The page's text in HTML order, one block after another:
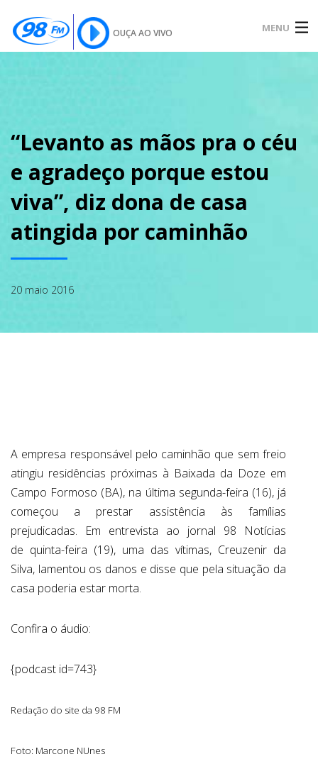
OUÇA AO VIVO MENU
SOBRE
NOTÍCIAS
PODCAST
GALERIA
“Levanto as mãos pra o céu
e agradeço porque estou
viva”, diz dona de casa
atingida por caminhão
20 maio 2016
A empresa responsável pelo caminhão que sem freio
atingiu residências próximas à Baixada da Doze em
Campo Formoso (BA), na última segunda-feira (16), já
começou a prestar assistência às famílias
prejudicadas. Em entrevista ao jornal 98 Notícias
de quinta-feira (19), uma das vítimas, Creuzenir da
Silva, lamentou os danos e disse que pela situação da
casa poderia estar morta.
Confira o áudio:
{podcast id=743}
Redação do site da 98 FM
Foto: Marcone NUnes